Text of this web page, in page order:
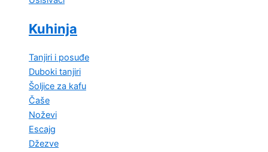
Kuhinja
Tanjiri i posuđe
Duboki tanjiri
Šoljice za kafu
Čaše
Noževi
Escajg
Džezve